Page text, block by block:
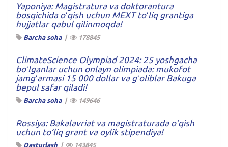
Yaponiya: Magistratura va doktorantura
bosqichida oʻqish uchun MEXT toʻliq grantiga
hujjatlar qabul qilinmoqda!
Barcha soha| 178845
ClimateScience Olympiad 2024: 25 yoshgacha
boʻlganlar uchun onlayn olimpiada: mukofot
jamgʻarmasi 15 000 dollar va gʻoliblar Bakuga
bepul safar qiladi!
Barcha soha| 149646
Rossiya: Bakalavriat va magistraturada o’qish
uchun to’liq grant va oylik stipendiya!
Dasturlash | 143845